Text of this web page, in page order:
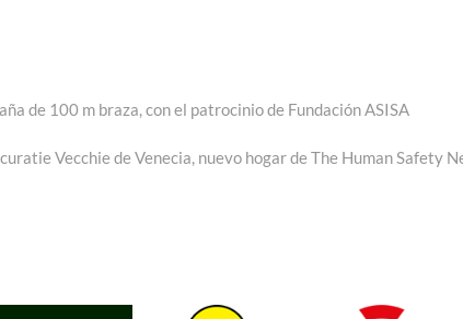
de 100 m braza, con el patrocinio de Fundación ASISA
Vecchie de Venecia, nuevo hogar de The Human Safety